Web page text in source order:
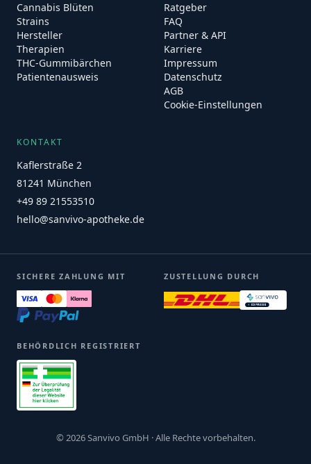
Cannabis Blüten
Strains
Hersteller
Therapien
THC-Gummibärchen
Patientenausweis
Ratgeber
FAQ
Partner & API
Karriere
Impressum
Datenschutz
AGB
Cookie-Einstellungen
KONTAKT
Kaflerstraße 2
81241 München
+49 89 21553510
hello@sanvivo-apotheke.de
SICHERE ZAHLUNG MIT ZUSTELLUNG DURCH
BEHÖRDLICH REGISTRIERT
© 2026 Sanvivo GmbH · Alle Rechte vorbehalten.